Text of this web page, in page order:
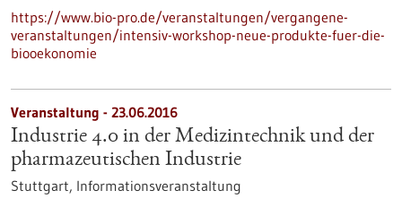
https://www.bio-pro.de/veranstaltungen/vergangene-
veranstaltungen/intensiv-workshop-neue-produkte-fuer-die-
biooekonomie
Veranstaltung - 23.06.2016
Industrie 4.0 in der Medizintechnik und der
pharmazeutischen Industrie
Stuttgart, Informationsveranstaltung